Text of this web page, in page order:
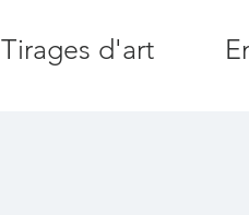
Tirages d'art